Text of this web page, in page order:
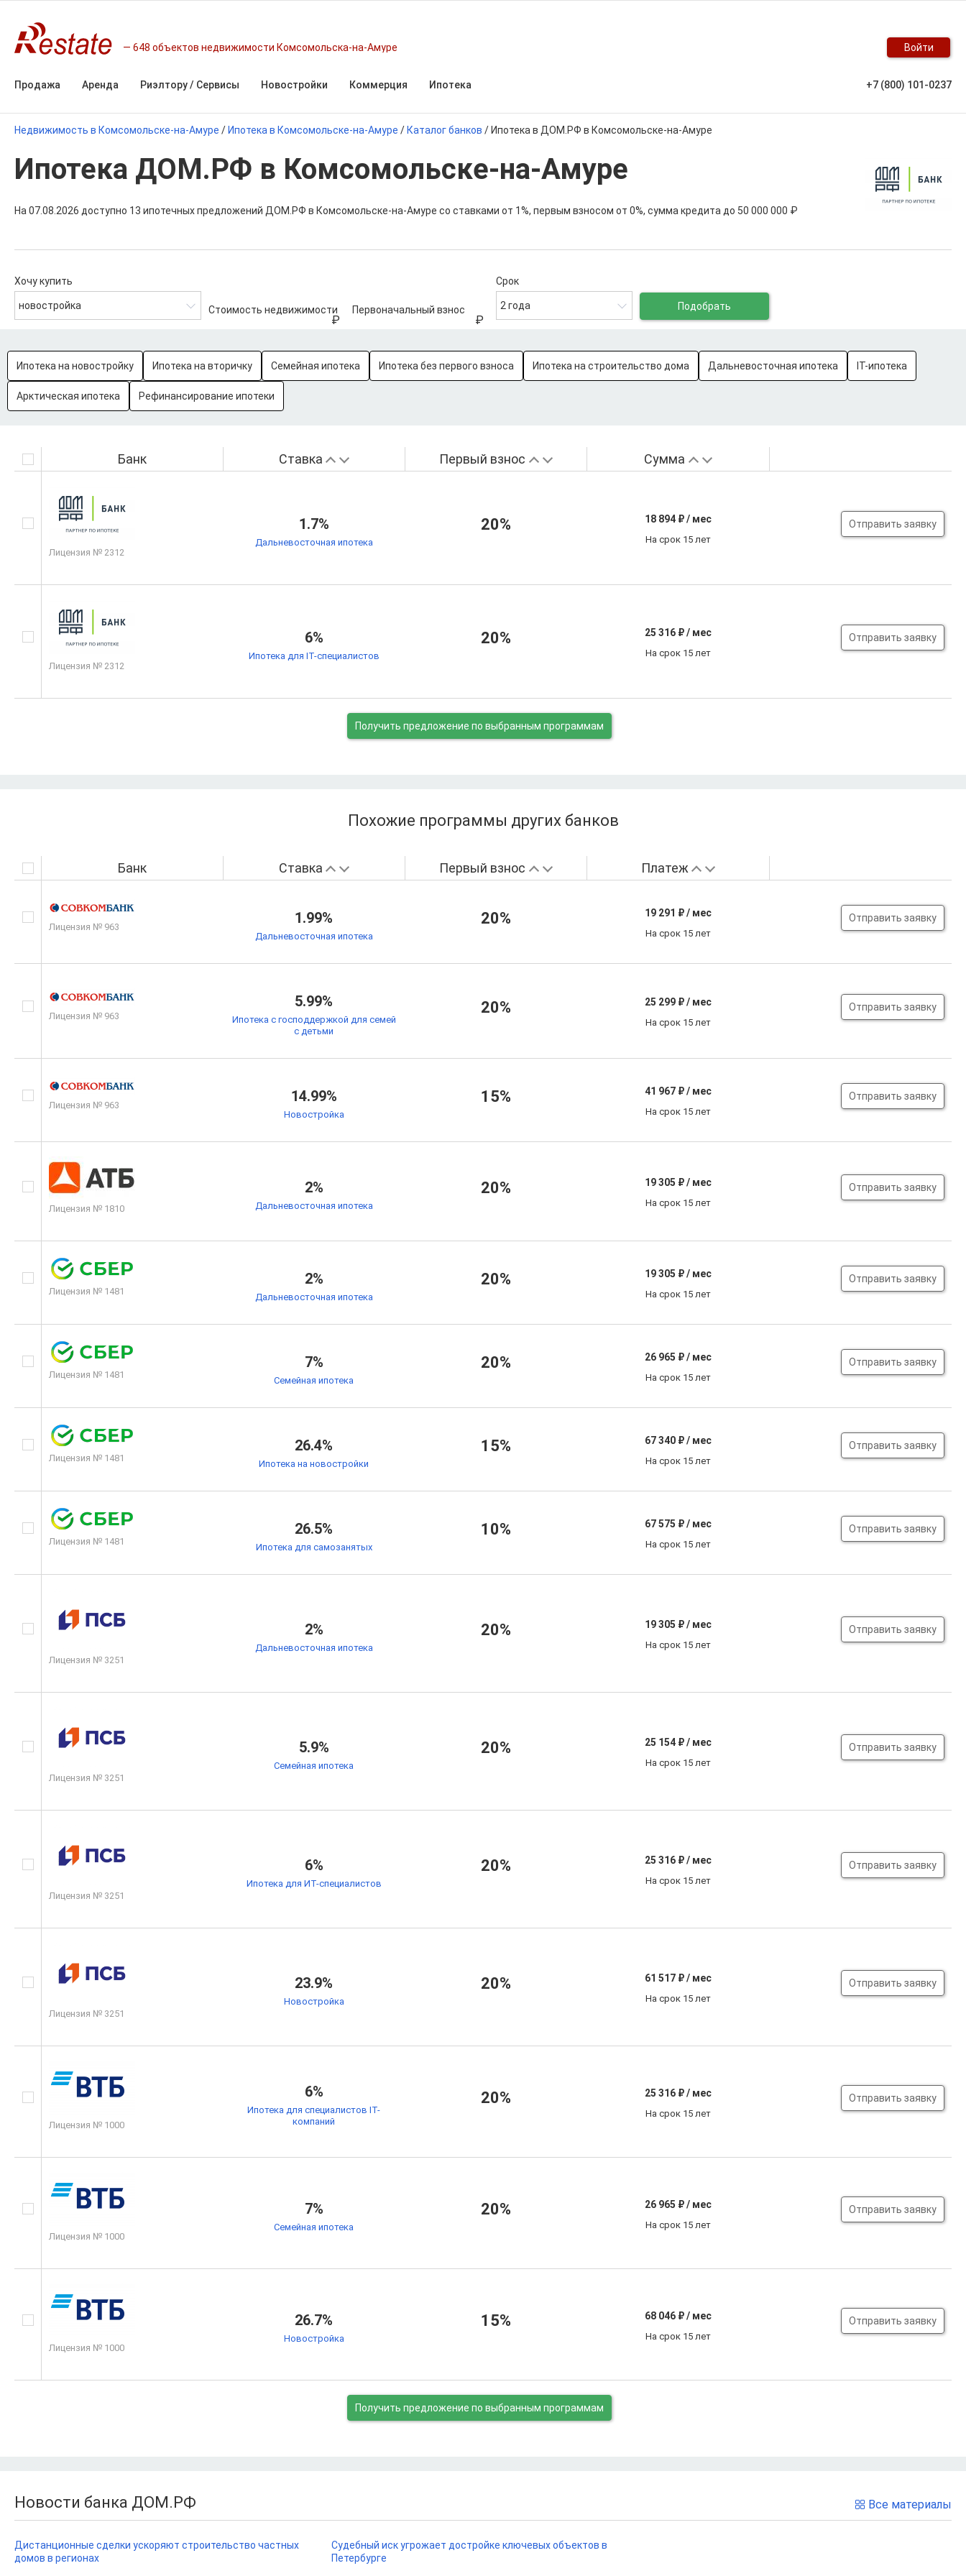
648 объектов недвижимости Комсомольска-на-Амуре Войти
Продажа Аренда Риэлтору / Сервисы Новостройки Коммерция Ипотека +7 (800) 101-0237
Недвижимость в Комсомольске-на-Амуре / Ипотека в Комсомольске-на-Амуре / Каталог банков / Ипотека в ДОМ.РФ в Комсомольске-на-Амуре
Ипотека ДОМ.РФ в Комсомольске-на-Амуре
На 07.08.2026 доступно 13 ипотечных предложений ДОМ.РФ в Комсомольске-на-Амуре со ставками от 1%, первым взносом от 0%, сумма кредита до 50 000 000 ₽
Хочу купить
новостройка Стоимость недвижимости Первоначальный взнос
Срок
2 года Подобрать
Ипотека на новостройку Ипотека на вторичку Семейная ипотека Ипотека без первого взноса Ипотека на строительство дома Дальневосточная ипотека IT-ипотека
Арктическая ипотека Рефинансирование ипотеки
Банк Ставка Первый взнос Сумма
Лицензия № 2312
1.7%
Дальневосточная ипотека
20% 18 894₽ / мес
На срок 15 лет
Отправить заявку
Лицензия № 2312
6%
Ипотека для IT-специалистов
20% 25 316₽ / мес
На срок 15 лет
Отправить заявку
Получить предложение по выбранным программам
Похожие программы других банков
Банк Ставка Первый взнос Платеж
Лицензия № 963
1.99%
Дальневосточная ипотека
20% 19 291 ₽ / мес
На срок 15 лет
Отправить заявку
Лицензия № 963
5.99%
Ипотека с господдержкой для семей
с детьми
20% 25 299₽ / мес
На срок 15 лет
Отправить заявку
Лицензия № 963
14.99%
Новостройка
15% 41 967₽ / мес
На срок 15 лет
Отправить заявку
Лицензия № 1810
2%
Дальневосточная ипотека
20% 19 305 ₽ / мес
На срок 15 лет
Отправить заявку
Лицензия № 1481
2%
Дальневосточная ипотека
20% 19 305 ₽ / мес
На срок 15 лет
Отправить заявку
Лицензия № 1481
7%
Семейная ипотека
20% 26 965 ₽ / мес
На срок 15 лет
Отправить заявку
Лицензия № 1481
26.4%
Ипотека на новостройки
15% 67 340₽ / мес
На срок 15 лет
Отправить заявку
Лицензия № 1481
26.5%
Ипотека для самозанятых
10% 67 575 ₽ / мес
На срок 15 лет
Отправить заявку
Лицензия № 3251
2%
Дальневосточная ипотека
20% 19 305 ₽ / мес
На срок 15 лет
Отправить заявку
Лицензия № 3251
5.9%
Семейная ипотека
20% 25 154₽ / мес
На срок 15 лет
Отправить заявку
Лицензия № 3251
6%
Ипотека для ИТ-специалистов
20% 25 316₽ / мес
На срок 15 лет
Отправить заявку
Лицензия № 3251
23.9%
Новостройка
20% 61 517₽ / мес
На срок 15 лет
Отправить заявку
Лицензия № 1000
6%
Ипотека для специалистов IT-
компаний
20% 25 316₽ / мес
На срок 15 лет
Отправить заявку
Лицензия № 1000
7%
Семейная ипотека
20% 26 965 ₽ / мес
На срок 15 лет
Отправить заявку
Лицензия № 1000
26.7%
Новостройка
15% 68 046₽ / мес
На срок 15 лет
Отправить заявку
Получить предложение по выбранным программам
Все материалы
Новости банка ДОМ.РФ
Дистанционные сделки ускоряют строительство частных
домов в регионах
Судебный иск угрожает достройке ключевых объектов в
Петербурге